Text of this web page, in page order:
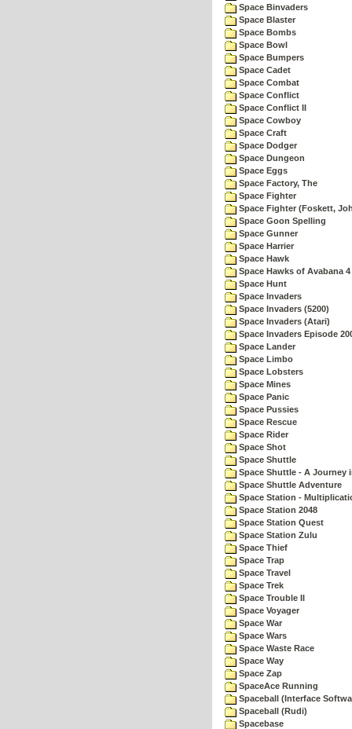
Space Binvaders
Space Blaster
Space Bombs
Space Bowl
Space Bumpers
Space Cadet
Space Combat
Space Conflict
Space Conflict II
Space Cowboy
Space Craft
Space Dodger
Space Dungeon
Space Eggs
Space Factory, The
Space Fighter
Space Fighter (Foskett,
Space Goon Spelling
Space Gunner
Space Harrier
Space Hawk
Space Hawks of Avabana 4
Space Hunt
Space Invaders
Space Invaders (5200)
Space Invaders (Atari)
Space Invaders Episode
Space Lander
Space Limbo
Space Lobsters
Space Mines
Space Panic
Space Pussies
Space Rescue
Space Rider
Space Shot
Space Shuttle
Space Shuttle - A Journey
Space Shuttle Adventure
Space Station -
Space Station 2048
Space Station Quest
Space Station Zulu
Space Thief
Space Trap
Space Travel
Space Trek
Space Trouble II
Space Voyager
Space War
Space Wars
Space Waste Race
Space Way
Space Zap
SpaceAce Running
Spaceball (Interface
Spaceball (Rudi)
Spacebase